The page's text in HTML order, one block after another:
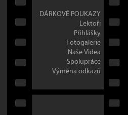
DÁRKOVÉ POUKAZY
Lektoři
Přihlášky
Fotogalerie
Naše Videa
Spolupráce
Výměna odkazů